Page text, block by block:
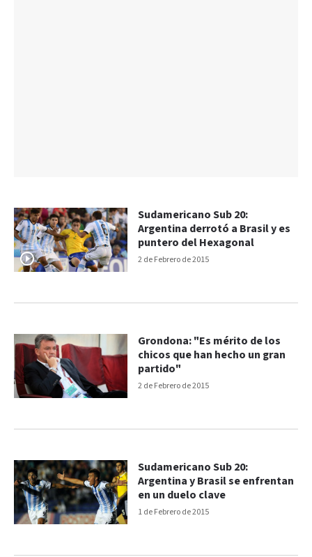
2 de Febrero de 2015
Sudamericano Sub 20:
Argentina derrotó a Brasil y es
puntero del Hexagonal
2 de Febrero de 2015
Grondona: "Es mérito de los
chicos que han hecho un gran
partido"
1 de Febrero de 2015
Sudamericano Sub 20:
Argentina y Brasil se enfrentan
en un duelo clave